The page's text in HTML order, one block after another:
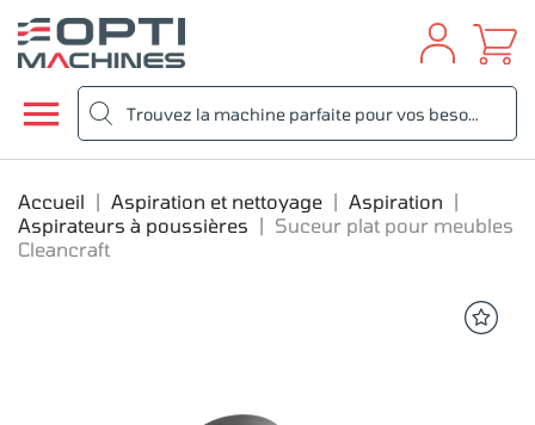

Accueil Aspiration et nettoyage
Aspiration
Aspirateurs à poussières
Suceur plat pour meubles
Cleancraft